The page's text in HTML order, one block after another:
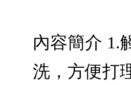
內容簡介 1.
洗，方便打